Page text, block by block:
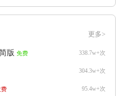
更多>
338.7w+次
版 免费
304.3w+次
95.4w+次
费